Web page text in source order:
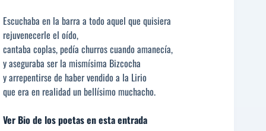
Escuchaba en la barra a todo aquel que quisiera
rejuvenecerle el oído,
cantaba coplas, pedía churros cuando amanecía,
y aseguraba ser la mismísima Bizcocha
y arrepentirse de haber vendido a la Lirio
que era en realidad un bellísimo muchacho.
Ver Bio de los poetas en esta entrada